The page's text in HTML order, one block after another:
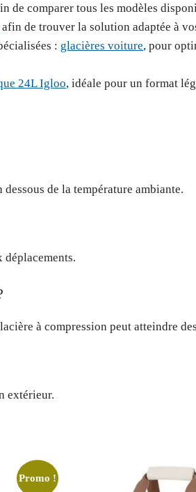
de comparer tous les modèles
afin de trouver la solution adaptée à
: glacières voiture, pour
24L Igloo, idéale pour un format
de la température ambiante.
à compression peut atteindre
extérieur.
Promo !